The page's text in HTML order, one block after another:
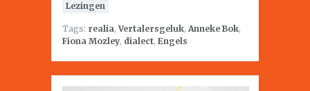
Lezingen
Tags: realia,Vertalersgeluk, Anneke Bok,
Fiona Mozley, dialect, Engels